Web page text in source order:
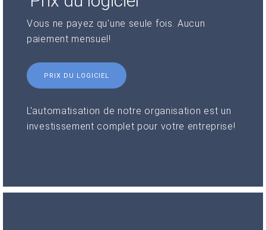
Vous ne payez qu'une seule fois. Aucun
paiement mensuel!
PRIX DU LOGICIEL
L'automatisation de notre organisation est un
investissement complet pour votre entreprise!